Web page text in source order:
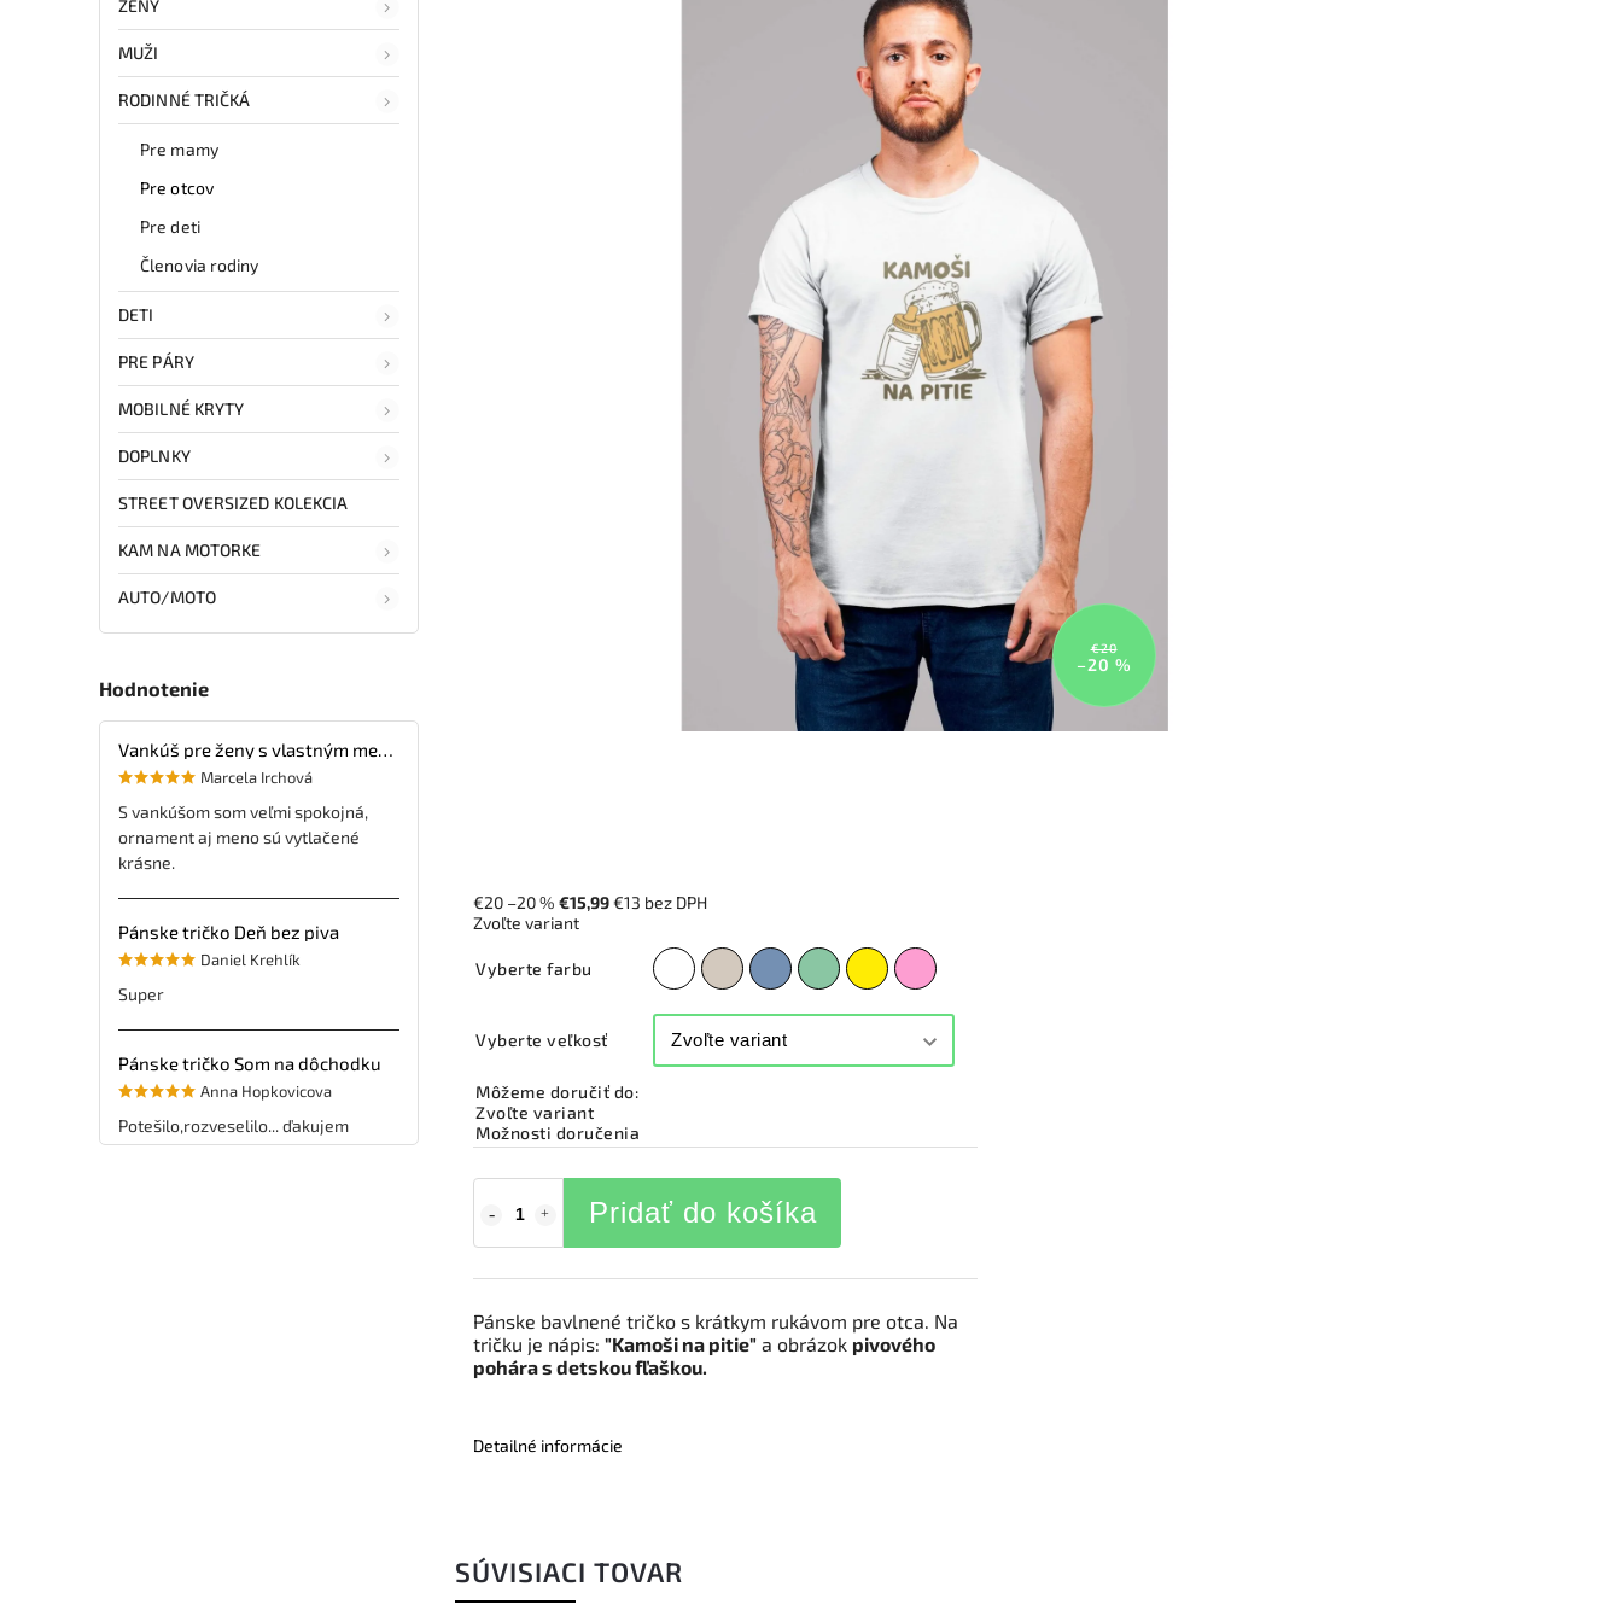
ŽENY
MUŽI
RODINNÉ TRIČKÁ
Pre mamy
Pre otcov
Pre deti
Členovia rodiny
DETI
PRE PÁRY
MOBILNÉ KRYTY
DOPLNKY
STREET OVERSIZED KOLEKCIA
KAM NA MOTORKE
AUTO/MOTO
Hodnotenie
Marcela Irchová
S vankúšom som veľmi spokojná,
ornament aj meno sú vytlačené
krásne.
Pánske tričko Deň bez piva
Daniel Krehlík
Super
Pánske tričko Som na dôchodku
Anna Hopkovicova
Potešilo,rozveselilo... ďakujem
€20
–20 %
€20 –20 % €15,99€13 bez DPH
Zvoľte variant
Vyberte farbu
Vyberte veľkosť
Môžeme doručiť do:
Zvoľte variant
Možnosti doručenia
Pridať do košíka
Pánske bavlnené tričko s krátkym rukávom pre otca. Na
tričku je nápis: "Kamoši na pitie" a obrázok pivového
pohára s detskou fľaškou.
Detailné informácie
SÚVISIACI TOVAR